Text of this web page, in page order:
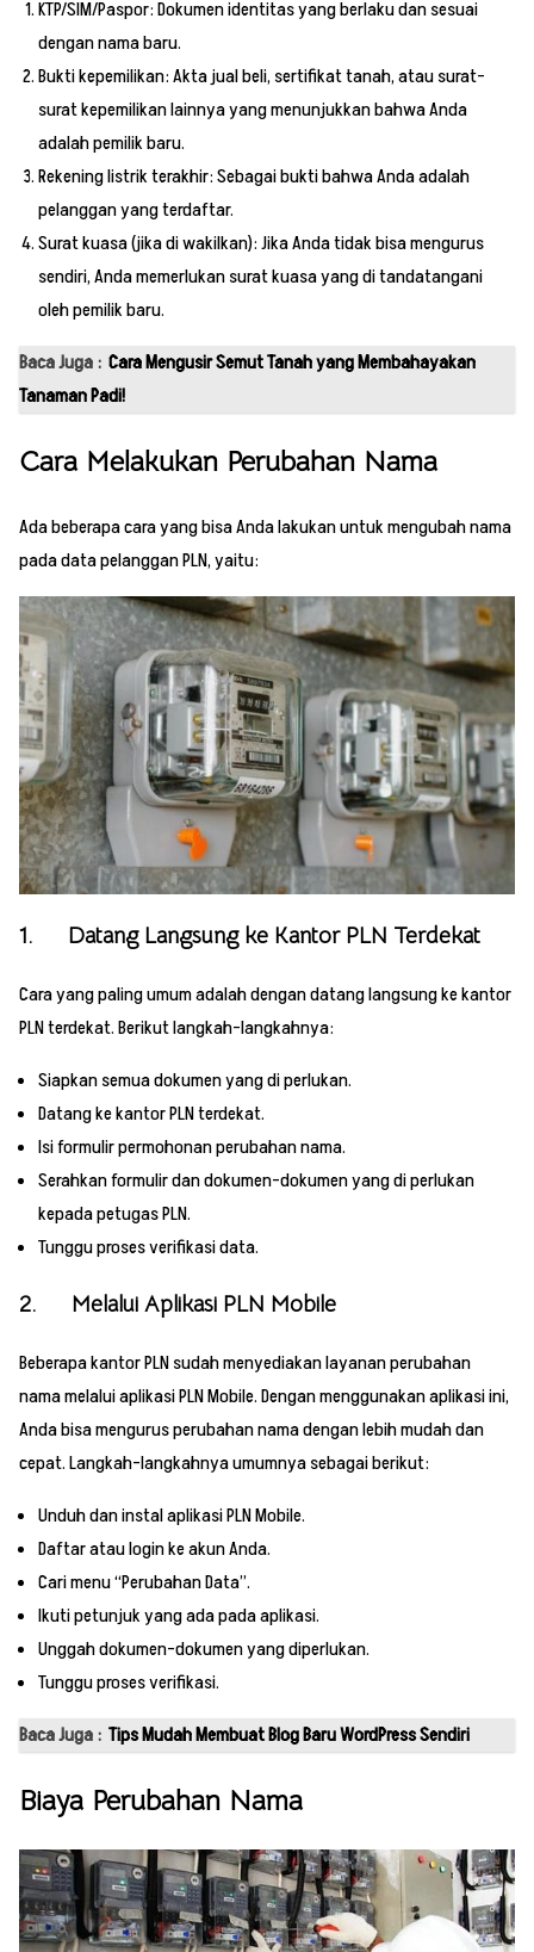
KTP/SIM/Paspor: Dokumen identitas yang berlaku dan sesuai
dengan nama baru.
Bukti kepemilikan: Akta jual beli, sertifikat tanah, atau surat-
surat kepemilikan lainnya yang menunjukkan bahwa Anda
adalah pemilik baru.
Rekening listrik terakhir: Sebagai bukti bahwa Anda adalah
pelanggan yang terdaftar.
Surat kuasa (jika di wakilkan): Jika Anda tidak bisa mengurus
sendiri, Anda memerlukan surat kuasa yang di tandatangani
oleh pemilik baru.
Baca Juga : Cara Mengusir Semut Tanah yang Membahayakan
Tanaman Padi!
Cara Melakukan Perubahan Nama
Ada beberapa cara yang bisa Anda lakukan untuk mengubah nama
pada data pelanggan PLN, yaitu:
1. Datang Langsung ke Kantor PLN Terdekat
Cara yang paling umum adalah dengan datang langsung ke kantor
PLN terdekat. Berikut langkah-langkahnya:
Siapkan semua dokumen yang di perlukan.
Datang ke kantor PLN terdekat.
Isi formulir permohonan perubahan nama.
Serahkan formulir dan dokumen-dokumen yang di perlukan
kepada petugas PLN.
Tunggu proses verifikasi data.
2. Melalui Aplikasi PLN Mobile
Beberapa kantor PLN sudah menyediakan layanan perubahan
nama melalui aplikasi PLN Mobile. Dengan menggunakan aplikasi ini,
Anda bisa mengurus perubahan nama dengan lebih mudah dan
cepat. Langkah-langkahnya umumnya sebagai berikut:
Unduh dan instal aplikasi PLN Mobile.
Daftar atau login ke akun Anda.
Cari menu “Perubahan Data”.
Ikuti petunjuk yang ada pada aplikasi.
Unggah dokumen-dokumen yang diperlukan.
Tunggu proses verifikasi.
Baca Juga : Tips Mudah Membuat Blog Baru WordPress Sendiri
Biaya Perubahan Nama